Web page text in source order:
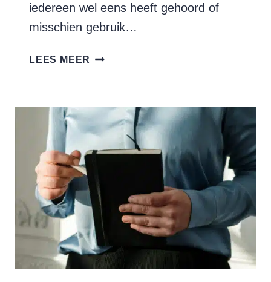
iedereen wel eens heeft gehoord of
misschien gebruik…
LEES MEER ‘IK
–
OF
TOCH